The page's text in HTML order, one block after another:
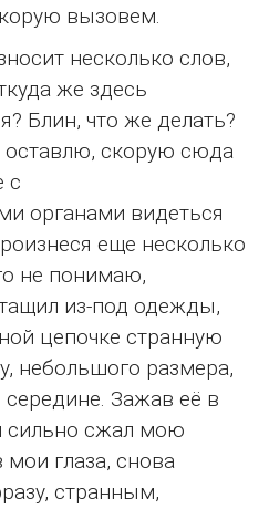
вызовем.
несколько слов,
же здесь
Блин, что же делать?
оставлю, скорую сюда
с
органами видеться
еще несколько
не понимаю,
из-под одежды,
цепочке странную
небольшого размера,
Зажав её в
сильно сжал мою
мои глаза, снова
странным,